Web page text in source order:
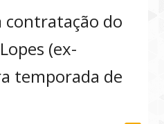
contratação do
(ex-
temporada de